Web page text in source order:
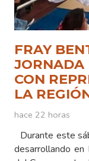
FRAY
JORNADA
CON
LA
hace 22 horas
Durante este
desarrollando